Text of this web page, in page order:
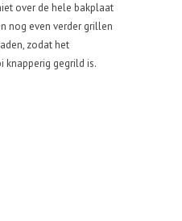
over de hele bakplaat
nog even verder grillen
zodat het
gegrild is.